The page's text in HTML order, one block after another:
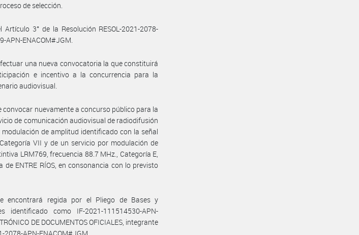
de selección.
3° de la Resolución RESOL-2021-2078-
APN-ENACOM#JGM.
una nueva convocatoria la que constituirá
e incentivo a la concurrencia para la
audiovisual.
convocar nuevamente a concurso público para la
de comunicación audiovisual de radiodifusión
de amplitud identificado con la señal
VII y de un servicio por modulación de
LRM769, frecuencia 88.7 MHz., Categoría E,
de ENTRE RÍOS, en consonancia con lo previsto
encontrará regida por el Pliego de Bases y
identificado como IF-2021-111514530-APN-
DE DOCUMENTOS OFICIALES, integrante